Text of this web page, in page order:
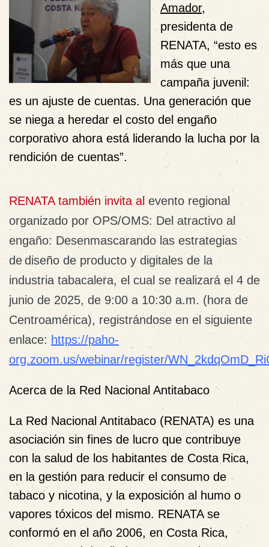
Amador,
presidenta de
RENATA, “esto es
más que una
campaña juvenil:
es un ajuste de cuentas. Una generación que
se niega a heredar el costo del engaño
corporativo ahora está liderando la lucha por la
rendición de cuentas”.
RENATA también invita al evento regional
organizado por OPS/OMS: Del atractivo al
engaño: Desenmascarando las estrategias
de diseño de producto y digitales de la
industria tabacalera, el cual se realizará el 4 de
junio de 2025, de 9:00 a 10:30 a.m. (hora de
Centroamérica), registrándose en el siguiente
enlace: https://paho-
org.zoom.us/webinar/register/
Acerca de la Red Nacional Antitabaco
La Red Nacional Antitabaco (RENATA) es una
asociación sin fines de lucro que contribuye
con la salud de los habitantes de Costa Rica,
en la gestión para reducir el consumo de
tabaco y nicotina, y la exposición al humo o
vapores tóxicos del mismo. RENATA se
conformó en el año 2006, en Costa Rica,